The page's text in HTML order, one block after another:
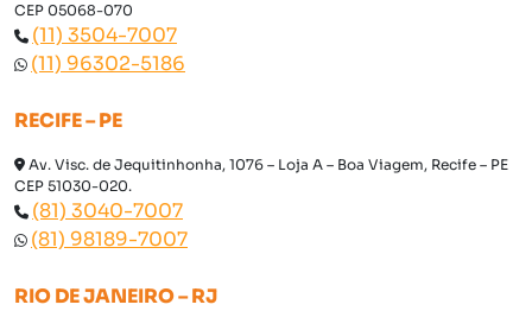
CEP 05068-070
(11) 3504-7007
(11) 96302-5186
RECIFE – PE
Av. Visc. de Jequitinhonha, 1076 – Loja A – Boa Viagem, Recife – PE
CEP 51030-020.
(81) 3040-7007
(81) 98189-7007
RIO DE JANEIRO – RJ